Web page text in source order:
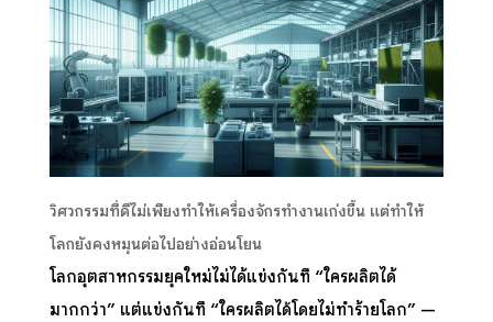
วิศวกรรมที่ดีไม่เพียงทำให้เครื่องจักรทำงานเก่งขึ้น แต่ทำให้
โลกยังคงหมุนต่อไปอย่างอ่อนโยน
โลกอุตสาหกรรมยุคใหม่ไม่ได้แข่งกันที่ “ใครผลิตได้
มากกว่า” แต่แข่งกันที่ “ใครผลิตได้โดยไม่ทำร้ายโลก” —